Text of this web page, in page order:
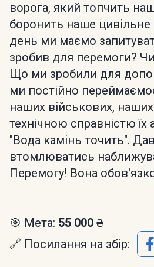
ворога, який топчить
боронить наше
день ми маємо
зробив для перемоги?
Що ми зробили для
ми постійно
наших військових, наших
технічною справністю їх
"Вода камінь точить".
втомлюватись
Перемогу! Вона
🎯 Мета: 55 000 ₴
🔗 Посилання на збір: